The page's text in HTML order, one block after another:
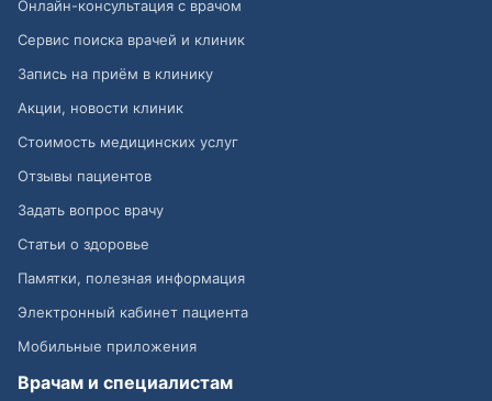
Онлайн-консультация с врачом
Сервис поиска врачей и клиник
Запись на приём в клинику
Акции, новости клиник
Стоимость медицинских услуг
Отзывы пациентов
Задать вопрос врачу
Статьи о здоровье
Памятки, полезная информация
Электронный кабинет пациента
Мобильные приложения
Врачам и специалистам